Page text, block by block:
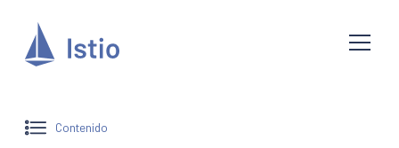
Contenido